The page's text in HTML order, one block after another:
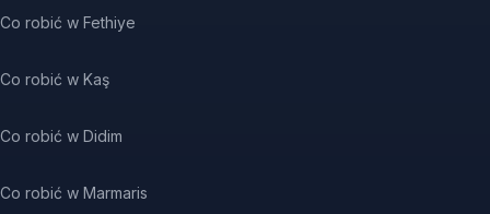
Co robić w Fethiye
Co robić w Kaş
Co robić w Didim
Co robić w Marmaris